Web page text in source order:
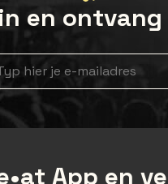
en
aanmelding
App en